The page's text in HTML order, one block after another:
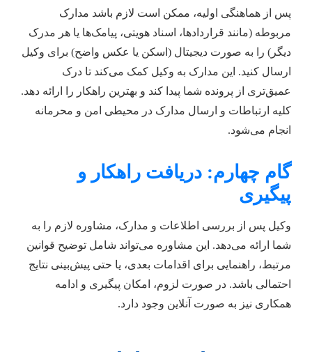
پس از هماهنگی اولیه، ممکن است لازم باشد مدارک
مربوطه (مانند قراردادها، اسناد هویتی، پیامک‌ها یا هر مدرک
دیگر) را به صورت دیجیتال (اسکن یا عکس واضح) برای وکیل
ارسال کنید. این مدارک به وکیل کمک می‌کند تا درک
عمیق‌تری از پرونده شما پیدا کند و بهترین راهکار را ارائه دهد.
کلیه ارتباطات و ارسال مدارک در محیطی امن و محرمانه
انجام می‌شود.
گام چهارم: دریافت راهکار و
پیگیری
وکیل پس از بررسی اطلاعات و مدارک، مشاوره لازم را به
شما ارائه می‌دهد. این مشاوره می‌تواند شامل توضیح قوانین
مرتبط، راهنمایی برای اقدامات بعدی، یا حتی پیش‌بینی نتایج
احتمالی باشد. در صورت لزوم، امکان پیگیری و ادامه
همکاری نیز به صورت آنلاین وجود دارد.